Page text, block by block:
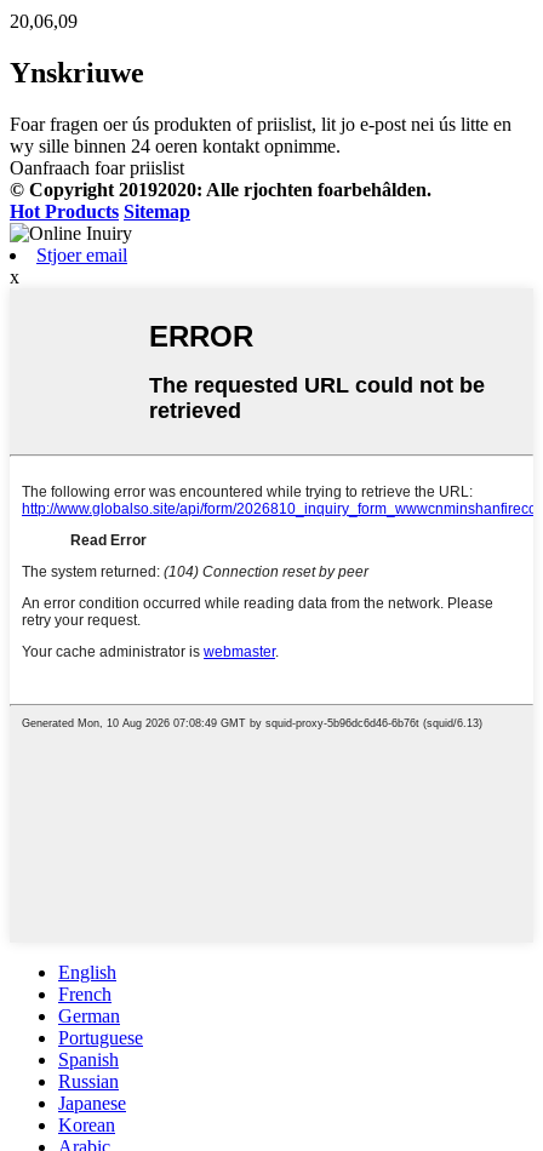
20,06,09
Ynskriuwe
Foar fragen oer ús produkten of priislist, lit jo e-post nei ús litte en
wy sille binnen 24 oeren kontakt opnimme.
Oanfraach foar priislist
© Copyright 20192020: Alle rjochten foarbehâlden.
Hot Products Sitemap
Stjoer email
x
English
French
German
Portuguese
Spanish
Russian
Japanese
Korean
Arabic